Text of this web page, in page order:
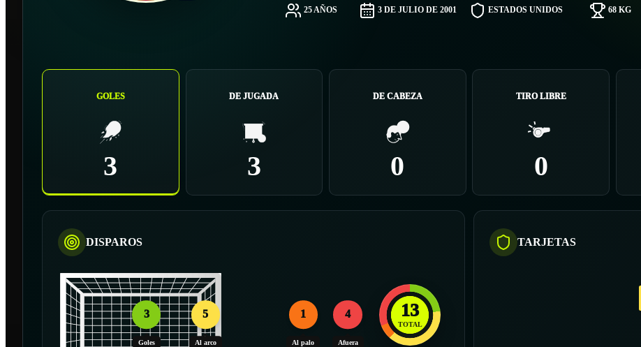
25 AÑOS 3 DE JULIO DE 2001 ESTADOS UNIDOS 68 KG
GOLES
3
DE JUGADA
3
DE CABEZA
0
TIRO LIBRE
0
DISPAROS
3
Goles
5
Al arco
1
Al palo
4
Afuera
13
TOTAL
TARJETAS